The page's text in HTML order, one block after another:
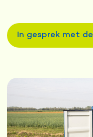
In gesprek met